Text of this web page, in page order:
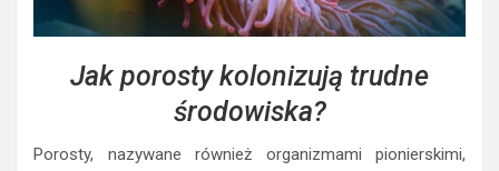
Jak porosty kolonizują trudne
środowiska?
Porosty, nazywane również organizmami pionierskimi,